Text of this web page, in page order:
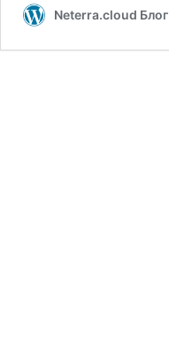
Neterra.cloud Блог